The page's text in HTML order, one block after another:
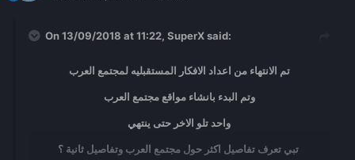
On 13/09/2018 at 11:22, SuperXsaid:
تم الانتهاء من اعداد الافكار المستقبليه لمجتمع العرب
وتم البدء بانشاء مواقع مجتمع العرب
واحد تلو الاخر حتى ينتهي
تبي تعرف تفاصيل اكثر حول مجتمع العرب وتفاصيل ثانية ؟